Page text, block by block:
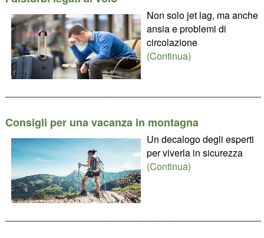
Non solo jet lag, ma anche
ansia e problemi di
circolazione
(Continua)
Consigli per una vacanza in montagna
Un decalogo degli esperti
per viverla in sicurezza
(Continua)